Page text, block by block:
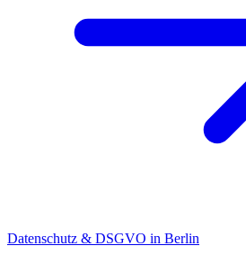
Datenschutz & DSGVO in Berlin